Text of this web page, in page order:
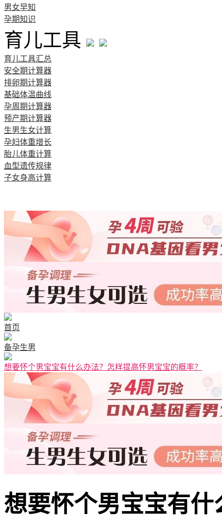
男女早知
孕期知识
育儿工具
育儿工具汇总
安全期计算器
排卵期计算器
基础体温曲线
孕周期计算器
预产期计算器
生男生女计算
孕妇体重增长
胎儿体重计算
血型遗传规律
子女身高计算
首页
备孕生男
想要怀个男宝宝有什么办法？怎样提高怀男宝宝的概率？
想要怀个男宝宝有